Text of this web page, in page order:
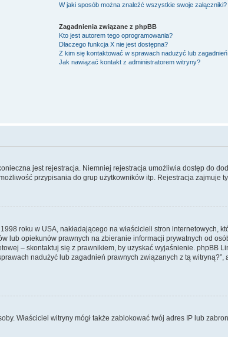
W jaki sposób można znaleźć wszystkie swoje załączniki?
Zagadnienia związane z phpBB
Kto jest autorem tego oprogramowania?
Dlaczego funkcja X nie jest dostępna?
Z kim się kontaktować w sprawach nadużyć lub
Jak nawiązać kontakt z administratorem witryny?
jest rejestracja. Niemniej rejestracja umożliwia dostęp do
przypisania do grup użytkowników itp. Rejestracja zajmuje
roku w USA, nakładającego na właścicieli stron internetowych,
lub opiekunów prawnych na zbieranie informacji prywatnych od
– skontaktuj się z prawnikiem, by uzyskać wyjaśnienie. phpBB
nadużyć lub zagadnień prawnych związanych z tą witryną?”,
Właściciel witryny mógł także zablokować twój adres IP lub